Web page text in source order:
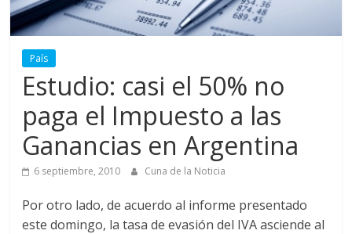
País
Estudio: casi el 50% no
paga el Impuesto a las
Ganancias en Argentina
6 septiembre, 2010 Cuna de la Noticia
Por otro lado, de acuerdo al informe presentado
este domingo, la tasa de evasión del IVA asciende al